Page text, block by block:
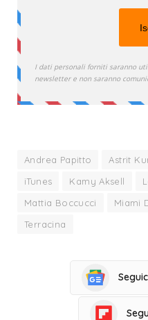
Andrea Papitto Astrit
iTunes
Kamy Aksell
Mattia Boccucci
Miami
Terracina